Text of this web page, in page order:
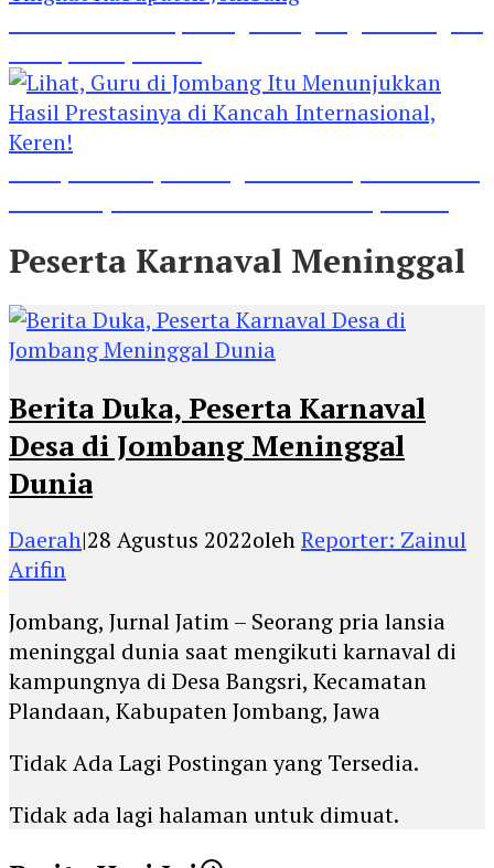
Peserta Karnaval Meninggal
Berita Duka, Peserta Karnaval
Desa di Jombang Meninggal
Dunia
Daerah|28 Agustus 2022olehReporter: Zainul
Arifin
Jombang, Jurnal Jatim – Seorang pria lansia
meninggal dunia saat mengikuti karnaval di
kampungnya di Desa Bangsri, Kecamatan
Plandaan, Kabupaten Jombang, Jawa
Tidak Ada Lagi Postingan yang Tersedia.
Tidak ada lagi halaman untuk dimuat.